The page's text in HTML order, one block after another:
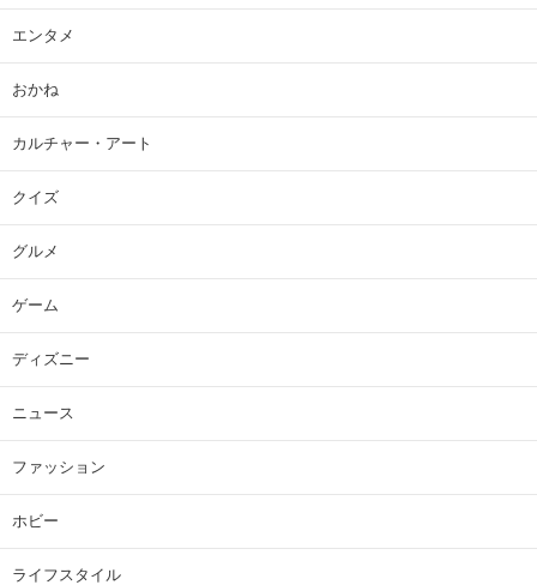
エンタメ
おかね
カルチャー・アート
クイズ
グルメ
ゲーム
ディズニー
ニュース
ファッション
ホビー
ライフスタイル